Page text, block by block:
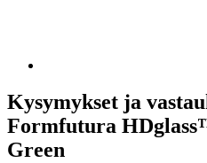
Kysymykset ja
Formfutura
Green